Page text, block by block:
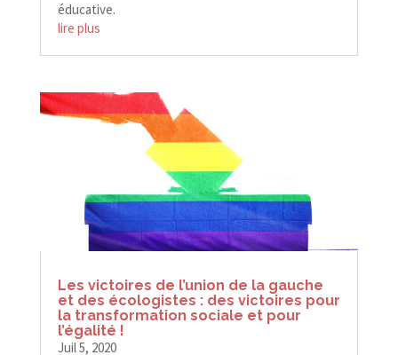
éducative.
lire plus
Les victoires de l’union de la gauche
et des écologistes : des victoires pour
la transformation sociale et pour
l’égalité !
Juil 5, 2020